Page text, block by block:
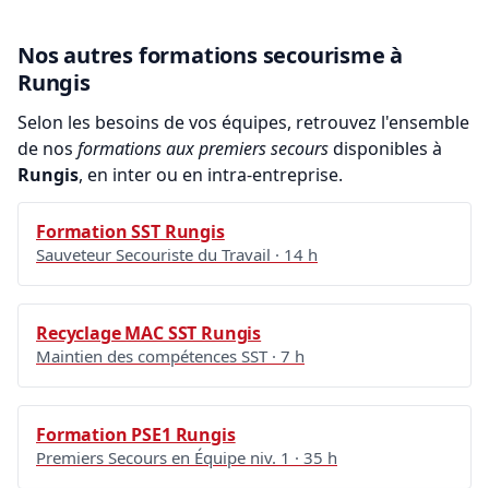
Nos autres formations secourisme à
Rungis
Selon les besoins de vos équipes, retrouvez l'ensemble
de nos formations aux premiers secoursdisponibles à
Rungis, en inter ou en intra-entreprise.
Formation SST Rungis
Sauveteur Secouriste du Travail · 14 h
Recyclage MAC SST Rungis
Maintien des compétences SST · 7 h
Formation PSE1 Rungis
Premiers Secours en Équipe niv. 1 · 35 h